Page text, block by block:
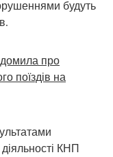
будуть
про
поїздів на
КНП